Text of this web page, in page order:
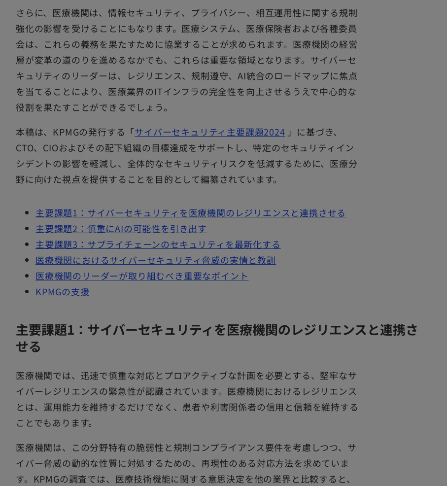
さらに、医療機関は、情報セキュリティ、プライバシー、相互運用性に関する規制
強化の影響を受けることにもなります。医療システム、医療保険者および各種委員
会は、これらの義務を果たすために協業することが求められます。医療機関の経営
層が変革の道のりを進めるなかでも、これらは重要な領域となります。サイバーセ
キュリティのリーダーは、レジリエンス、規制遵守、AI統合のロードマップに焦点
を当てることにより、医療業界のITインフラの完全性を向上させるうえで中心的な
役割を果たすことができるでしょう。
本稿は、KPMGの発行する「サイバーセキュリティ主要課題2024 」に基づき、
CTO、CIOおよびその配下組織の目標達成をサポートし、特定のセキュリティイン
シデントの影響を軽減し、全体的なセキュリティリスクを低減するために、医療分
野に向けた視点を提供することを目的として編纂されています。
主要課題1：サイバーセキュリティを医療機関のレジリエンスと連携させる
主要課題2：慎重にAIの可能性を引き出す
主要課題3：サプライチェーンのセキュリティを最新化する
医療機関におけるサイバーセキュリティ脅威の実情と教訓
医療機関のリーダーが取り組むべき重要なポイント
KPMGの支援
主要課題1：サイバーセキュリティを医療機関のレジリエンスと連携さ
せる
医療機関では、迅速で慎重な対応とプロアクティブな計画を必要とする、堅牢なサ
イバーレジリエンスの緊急性が認識されています。医療機関におけるレジリエンス
とは、運用能力を維持するだけでなく、患者や利害関係者の信用と信頼を維持する
ことでもあります。
医療機関は、この分野特有の脆弱性と規制コンプライアンス要件を考慮しつつ、サ
イバー脅威の動的な性質に対処するための、再現性のある対応方法を求めていま
す。KPMGの調査では、医療技術機能に関する意思決定を他の業界と比較すると、